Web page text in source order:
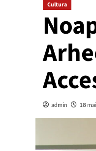
Cultura
admin 18